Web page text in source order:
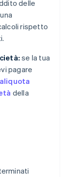
delle
rispetto
se la tua
pagare
aliquota
della